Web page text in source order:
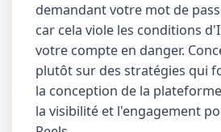
demandant votre mot de
car cela viole les conditions
votre compte en danger.
plutôt sur des stratégies qui
la conception de la
la visibilité et l'engagement